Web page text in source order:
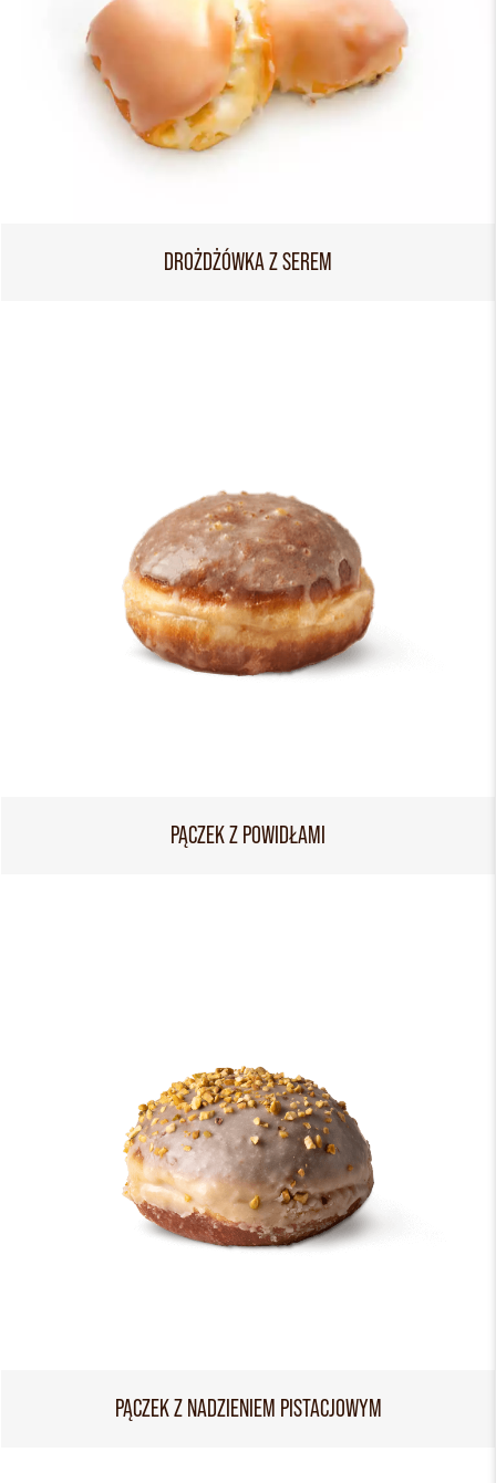
DROŻDŻÓWKA Z SEREM
PĄCZEK Z POWIDŁAMI
PĄCZEK Z NADZIENIEM PISTACJOWYM